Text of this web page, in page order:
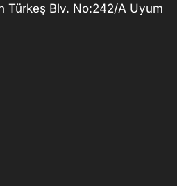
Türkeş Blv. No:242/A Uyum